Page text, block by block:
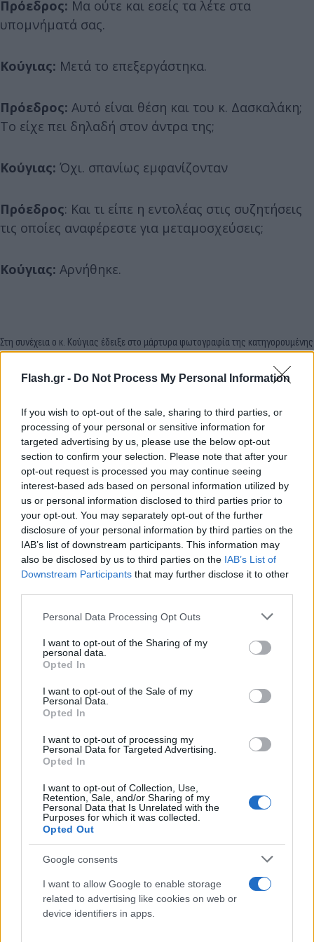
Flash.gr - Do Not Process My Personal Information
If you wish to opt-out of the sale, sharing to third parties, or
processing of your personal or sensitive information for
targeted advertising by us, please use the below opt-out
section to confirm your selection. Please note that after your
opt-out request is processed you may continue seeing
interest-based ads based on personal information utilized by
us or personal information disclosed to third parties prior to
your opt-out. You may separately opt-out of the further
disclosure of your personal information by third parties on the
IAB’s list of downstream participants. This information may
also be disclosed by us to third parties on the IAB’s List of
Downstream Participants that may further disclose it to other
Please note that this website/app uses one or more Google
not limited to your visit or usage behaviour. You may click to
grant or deny consent to Google and its third-party tags to
use your data for below specified purposes in below Google
consent section.
Personal Data Processing Opt Outs
I want to opt-out of the Sharing of my
personal data.
Opted In
I want to opt-out of the Sale of my
Personal Data.
Opted In
I want to opt-out of processing my
Personal Data for Targeted Advertising.
Opted In
I want to opt-out of Collection, Use,
Retention, Sale, and/or Sharing of my
Personal Data that Is Unrelated with the
Purposes for which it was collected.
Opted Out
Google consents
I want to allow Google to enable storage
related to advertising like cookies on web or
device identifiers in apps.
Πρόεδρος: Μα ούτε και εσείς τα λέτε στα
υπομνήματά σας.
Κούγιας: Μετά το επεξεργάστηκα.
Πρόεδρος: Αυτό είναι θέση και του κ. Δασκαλάκη;
Το είχε πει δηλαδή στον άντρα της;
Κούγιας: Όχι. σπανίως εμφανίζονταν
Πρόεδρος: Και τι είπε η εντολέας στις συζητήσεις
τις οποίες αναφέρεστε για μεταμοσχεύσεις;
Κούγιας: Αρνήθηκε.
Στη συνέχεια ο κ. Κούγιας έδειξε στο μάρτυρα φωτογραφία της κατηγορουμένης
φωτογραφία πως η κατηγορουμένη είναι μια αδιάφορη μάνα.
Ηλιάδης:Είναι μια φωτογραφία που δείχνει τη
μάνα με τη Τζωρτζίνα να είναι κοντά. Δεν ξέρω για
ποιο λόγο είναι τραβηγμένη αυτή φωτογραφία.
Κούγιας(δείχνει άλλη παρόμοια φωτογραφία):
Αυτή η φωτογραφία;
Ηλιάδης:Είναι μια στοργική φωτογραφία.
Κούγιας:Αν είχατε δει αυτή τη φωτογραφία τότε
που τραβήχτηκε στο νοσοκομείο θα είχατε την ίδια
μπορώ να κρίνω από μια φωτογραφία.
Πρόεδρος:Ποιος την έχει τραβήξει αυτή τη
φωτογραφία;
Πισπιρίγκου:Ο Μάνος μέσα στη ΜΕΘ.
Κούγιας:Είναι μια μάνα άψυχη σε αυτή τη
φωτογραφία;
Ηλιάδης:Ναι έχει σε αυτή που δείχνετε τώρα έχει
βλεματική επαφή με το παιδί.